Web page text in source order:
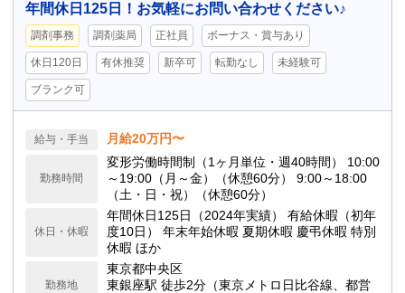
年間休日125日！お気軽にお問い合わせください♪
調剤事務 調剤薬局 正社員 ボーナス・賞与あり
休日120日 有休推奨 新卒可 転勤なし 未経験可
ブランク可
給与・手当 月給20万円〜
勤務時間
変形労働時間制（1ヶ月単位・週40時間） 10:00
～19:00（月～金）（休憩60分） 9:00～18:00
（土・日・祝）（休憩60分）
休日・休暇
年間休日125日（2024年実績） 有給休暇（初年
度10日） 年末年始休暇 夏期休暇 慶弔休暇 特別
休暇 ほか
勤務地
東京都中央区
東銀座駅 徒歩2分（東京メトロ日比谷線、都営